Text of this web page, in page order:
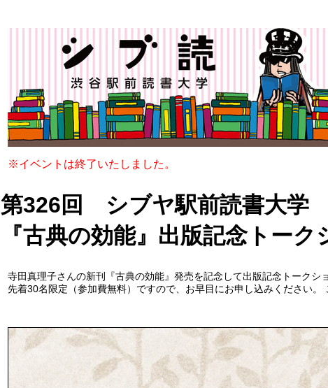
※イベントは終了いたしました。
第326回 シブヤ駅前読書大学
『古典の効能』出版記念トーク
寺田真理子さんの新刊『古典の効能』発売を記念して出版記念トークシ
先着30名限定（参加費無料）ですので、お早目にお申し込みください。